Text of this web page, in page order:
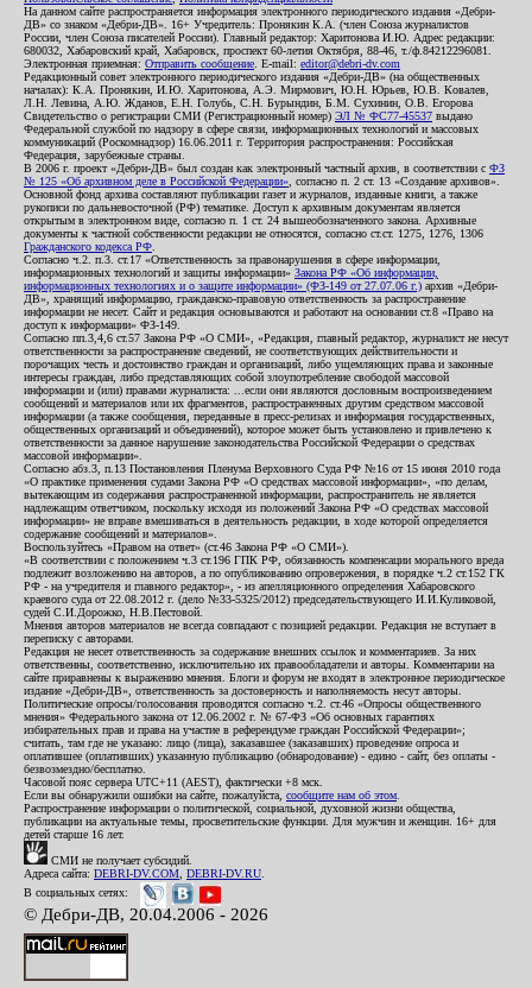
На данном сайте распространяется информация электронного периодического издания «Дебри-
ДВ» со знаком «Дебри-ДВ». 16+ Учредитель: Пронякин К.А. (член Союза журналистов
России, член Союза писателей России). Главный редактор: Харитонова И.Ю. Адрес редакции:
680032, Хабаровский край, Хабаровск, проспект 60-летия Октября, 88-46, т./ф.84212296081.
Электронная приемная: Отправить сообщение . E-mail: editor@debri-dv.com
Редакционный совет электронного периодического издания «Дебри-ДВ» (на общественных
началах): К.А. Пронякин, И.Ю. Харитонова, А.Э. Мирмович, Ю.Н. Юрьев, Ю.В. Ковалев,
Л.Н. Левина, А.Ю. Жданов, Е.Н. Голубь, С.Н. Бурындин, Б.М. Сухинин, О.В. Егорова
Свидетельство о регистрации СМИ (Регистрационный номер) ЭЛ № ФС77-45537 выдано
Федеральной службой по надзору в сфере связи, информационных технологий и массовых
коммуникаций (Роскомнадзор) 16.06.2011 г. Территория распространения: Российская
Федерация, зарубежные страны.
В 2006 г. проект «Дебри-ДВ» был создан как электронный частный архив, в соответствии с ФЗ
№ 125 «Об архивном деле в Российской Федерации» , согласно п. 2 ст. 13 «Создание архивов».
Основной фонд архива составляют публикации газет и журналов, изданные книги, а также
рукописи по дальневосточной (РФ) тематике. Доступ к архивным документам является
открытым в электронном виде, согласно п. 1 ст. 24 вышеобозначенного закона. Архивные
документы к частной собственности редакции не относятся, согласно ст.ст. 1275, 1276, 1306
Гражданского кодекса РФ
Согласно ч.2. п.3. ст.17 «Ответственность за правонарушения в сфере информации,
информационных технологий и защиты информации» Закона РФ «Об информации,
информационных технологиях и о защите информации» (ФЗ-149 от 27.07.06 г.) архив «Дебри-
ДВ», хранящий информацию, гражданско-правовую ответственность за распространение
информации не несет. Сайт и редакция основываются и работают на основании ст.8 «Право на
доступ к информации» ФЗ-149.
Согласно пп.3,4,6 ст.57 Закона РФ «О СМИ», «Редакция, главный редактор, журналист не несут
ответственности за распространение сведений, не соответствующих действительности и
порочащих честь и достоинство граждан и организаций, либо ущемляющих права и законные
интересы граждан, либо представляющих собой злоупотребление свободой массовой
информации и (или) правами журналиста: ...если они являются дословным воспроизведением
сообщений и материалов или их фрагментов, распространенных другим средством массовой
информации (а также сообщения, переданные в пресс-релизах и информация государственных,
общественных организаций и объединений), которое может быть установлено и привлечено к
ответственности за данное нарушение законодательства Российской Федерации о средствах
массовой информации».
Согласно абз.3, п.13 Постановления Пленума Верховного Суда РФ №16 от 15 июня 2010 года
«О практике применения судами Закона РФ «О средствах массовой информации», «по делам,
вытекающим из содержания распространенной информации, распространитель не является
надлежащим ответчиком, поскольку исходя из положений Закона РФ «О средствах массовой
информации» не вправе вмешиваться в деятельность редакции, в ходе которой определяется
содержание сообщений и материалов».
Воспользуйтесь «Правом на ответ» (ст.46 Закона РФ «О СМИ»).
«В соответствии с положением ч.3 ст.196 ГПК РФ, обязанность компенсации морального вреда
подлежит возложению на авторов, а по опубликованию опровержения, в порядке ч.2 ст.152 ГК
РФ - на учредителя и главного редактор», - из апелляционного определения Хабаровского
краевого суда от 22.08.2012 г. (дело №33-5325/2012) председательствующего И.И.Куликовой,
судей С.И.Дорожко, Н.В.Пестовой.
Мнения авторов материалов не всегда совпадают с позицией редакции. Редакция не вступает в
переписку с авторами.
Редакция не несет ответственность за содержание внешних ссылок и комментариев. За них
ответственны, соответственно, исключительно их правообладатели и авторы. Комментарии на
сайте приравнены к выражению мнения. Блоги и форум не входят в электронное периодическое
издание «Дебри-ДВ», ответственность за достоверность и наполняемость несут авторы.
Политические опросы/голосования проводятся согласно ч.2. ст.46 «Опросы общественного
мнения» Федерального закона от 12.06.2002 г. № 67-ФЗ «Об основных гарантиях
избирательных прав и права на участие в референдуме граждан Российской Федерации»;
считать, там где не указано: лицо (лица), заказавшее (заказавших) проведение опроса и
оплатившее (оплативших) указанную публикацию (обнародование) - едино - сайт, без оплаты -
безвозмездно/бесплатно.
Часовой пояс сервера UTC+11 (AEST), фактически +8 мск.
Если вы обнаружили ошибки на сайте, пожалуйста, сообщите нам об этом
Распространение информации о политической, социальной, духовной жизни общества,
публикации на актуальные темы, просветительские функции. Для мужчин и женщин. 16+ для
детей старше 16 лет.
СМИ не получает субсидий.
Адреса сайта: DEBRI-DV.COM DEBRI-DV.RU
В социальных сетях:
© Дебри-ДВ, 20.04.2006 - 2026